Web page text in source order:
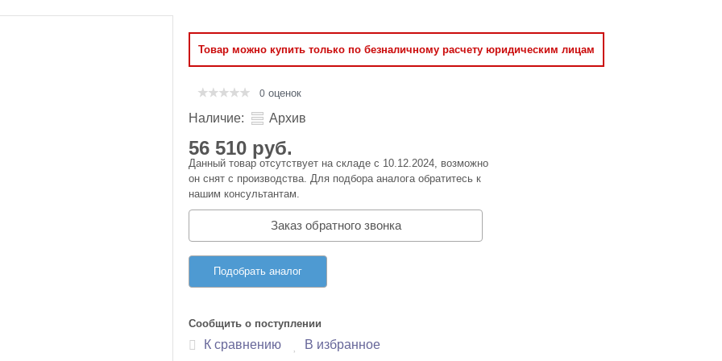
Товар можно купить только по безналичному расчету юридическим лицам
0 оценок
Наличие: Архив
56 510 руб.
Данный товар отсутствует на складе с 10.12.2024, возможно
он снят с производства. Для подбора аналога обратитесь к
нашим консультантам.
Заказ обратного звонка
Подобрать аналог
Сообщить о поступлении
К сравнению В избранное
память